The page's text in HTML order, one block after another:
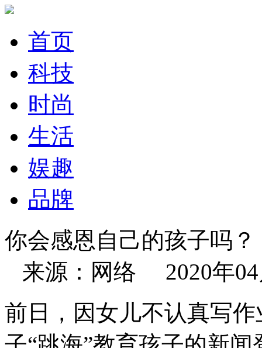
首页
科技
时尚
生活
娱趣
品牌
你会感恩自己的孩子吗？
来源：网络 2020年04
前日，因女儿不认真写